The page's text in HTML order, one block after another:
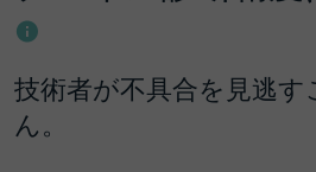
技術者が不具合を見逃
ん。